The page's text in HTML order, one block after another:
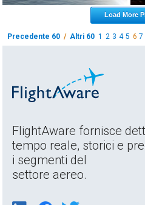
Load More
Precedente 60 /Altri 60 1 2 3 4 5 6 7
FlightAware fornisce
tempo reale, storici e
i segmenti del
settore aereo.